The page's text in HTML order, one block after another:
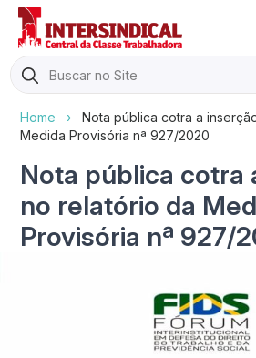
Search
for:
Home ›
Nota pública cotra a
Medida Provisória nª 927/2020
Nota pública cotra
no relatório da
Provisória nª 927/